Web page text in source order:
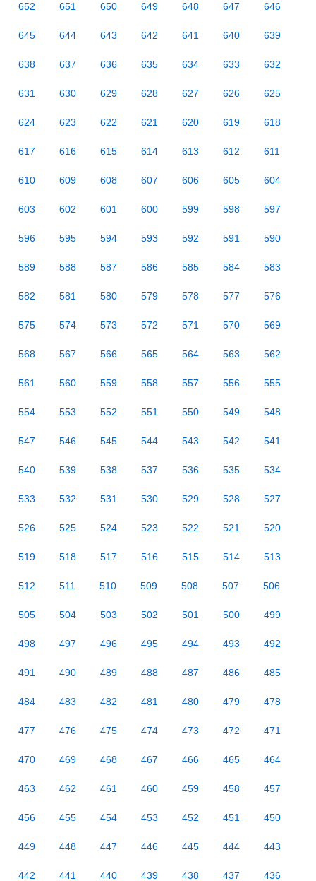
652 651 650 649 648 647 646
645 644 643 642 641 640 639
638 637 636 635 634 633 632
631 630 629 628 627 626 625
624 623 622 621 620 619 618
617 616 615 614 613 612 611
610 609 608 607 606 605 604
603 602 601 600 599 598 597
596 595 594 593 592 591 590
589 588 587 586 585 584 583
582 581 580 579 578 577 576
575 574 573 572 571 570 569
568 567 566 565 564 563 562
561 560 559 558 557 556 555
554 553 552 551 550 549 548
547 546 545 544 543 542 541
540 539 538 537 536 535 534
533 532 531 530 529 528 527
526 525 524 523 522 521 520
519 518 517 516 515 514 513
512 511 510 509 508 507 506
505 504 503 502 501 500 499
498 497 496 495 494 493 492
491 490 489 488 487 486 485
484 483 482 481 480 479 478
477 476 475 474 473 472 471
470 469 468 467 466 465 464
463 462 461 460 459 458 457
456 455 454 453 452 451 450
449 448 447 446 445 444 443
442 441 440 439 438 437 436